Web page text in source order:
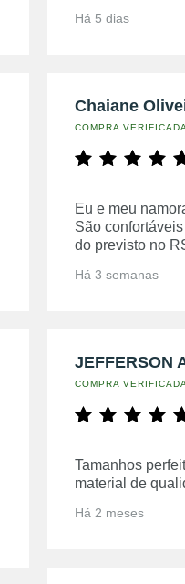
Há 5 dias
Chaiane
COMPRA VERIFICADA
Eu e meu
São
do previsto no
Há 3 semanas
JEFFERSON
COMPRA VERIFICADA
Tamanhos
material de
Há 2 meses